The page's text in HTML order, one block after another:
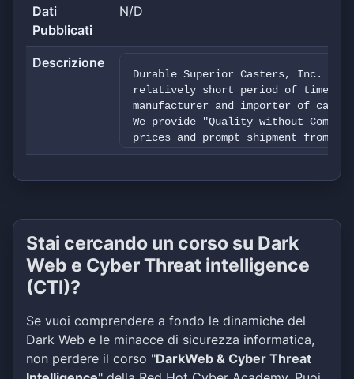
Dati
Pubblicati
N/D
Descrizione
Durable Superior Casters, Inc.
relatively short period of time
manufacturer and importer of
We provide "Quality without
prices and prompt shipment from
million dollars. We also attribute
leadership. We offer one of the
development program we offer
Our corporate headquarters,
Testing Lab and Engineering
Our assembly plant in Ohio helps
Stai cercando un corso su Dark
Web e Cyber Threat intelligence
(CTI)?
Se vuoi comprendere a fondo le dinamiche del
Dark Web e le minacce di sicurezza informatica,
non perdere il corso "DarkWeb & Cyber Threat